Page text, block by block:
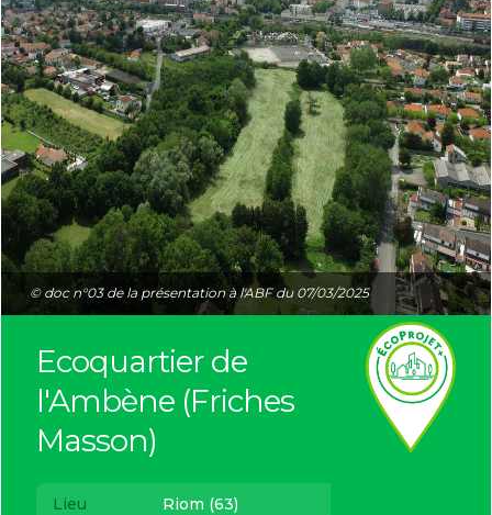
© doc n°03 de la présentation à l'ABF du 07/03/2025
Ecoquartier de
l'Ambène (Friches
Masson)
Lieu Riom (63)